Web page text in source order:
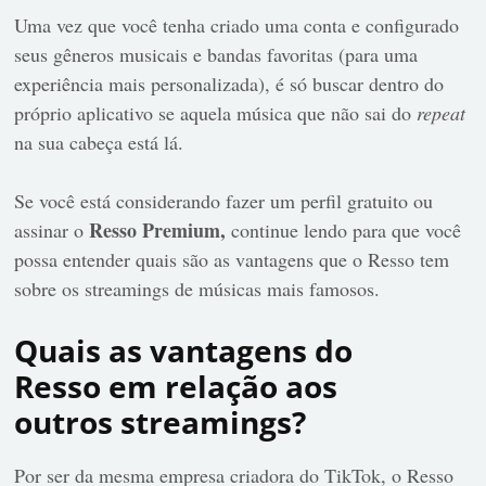
Uma vez que você tenha criado uma conta e configurado
seus gêneros musicais e bandas favoritas (para uma
experiência mais personalizada), é só buscar dentro do
próprio aplicativo se aquela música que não sai do repeat
na sua cabeça está lá.
Se você está considerando fazer um perfil gratuito ou
assinar oResso Premium,continue lendo para que você
possa entender quais são as vantagens que o Resso tem
sobre os streamings de músicas mais famosos.
Quais as vantagens do
Resso em relação aos
outros streamings?
Por ser da mesma empresa criadora do TikTok, o Resso